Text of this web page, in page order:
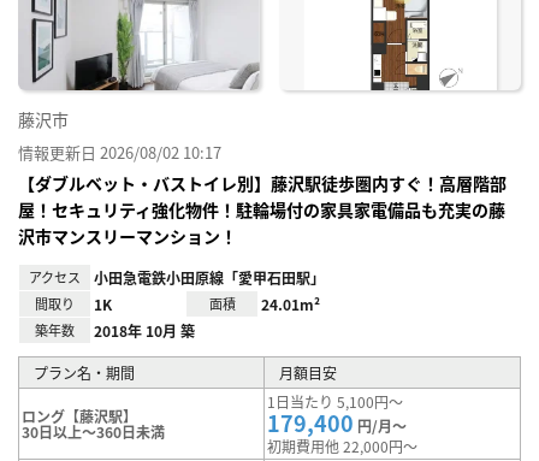
藤沢市
情報更新日 2026/08/02 10:17
【ダブルベット・バストイレ別】藤沢駅徒歩圏内すぐ！高層階部
屋！セキュリティ強化物件！駐輪場付の家具家電備品も充実の藤
沢市マンスリーマンション！
アクセス 小田急電鉄小田原線「愛甲石田駅」
間取り 1K 面積 24.01m²
築年数 2018年 10月 築
プラン名・期間 月額目安
ロング【藤沢駅】
30日以上～360日未満
1日当たり 5,100円～
179,400 円/月～
初期費用他 22,000円～